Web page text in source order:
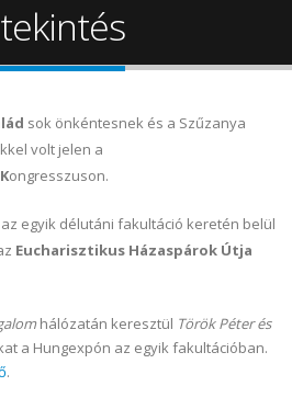
sok önkéntesnek és a Szűzanya
volt jelen a
Kongresszuson.
egyik délutáni fakultáció keretén belül
Eucharisztikus Házaspárok Útja
hálózatán keresztül Török Péter és
a Hungexpón az egyik fakultációban.
.